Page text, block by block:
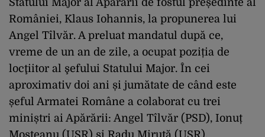
României, Klaus Iohannis, la propunerea lui
Angel Tîlvăr. A preluat mandatul după ce,
vreme de un an de zile, a ocupat poziția de
locţiitor al şefului Statului Major. În cei
aproximativ doi ani și jumătate de când este
șeful Armatei Române a colaborat cu trei
miniștri ai Apărării: Angel Tîlvăr (PSD), Ionuț
Moșteanu (USR) și Radu Miruță (USR).